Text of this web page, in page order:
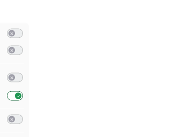
zu Speichern von oder Zugriff auf Informationen auf einem Endgerät
zu Verwendung reduzierter Daten zur Auswahl von Werbeanzeigen
zu Erstellung von Profilen für personalisierte Werbung